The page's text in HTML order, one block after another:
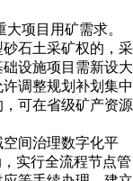
项目用矿需求。
石土采矿权的，采
设施项目需新设大
调整规划补划集中
可在省级矿产资源
间治理数字化平
实行全流程节点管